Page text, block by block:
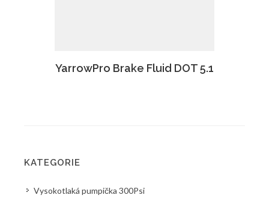
YarrowPro Brake Fluid DOT 5.1
KATEGORIE
Vysokotlaká pumpička 300Psi